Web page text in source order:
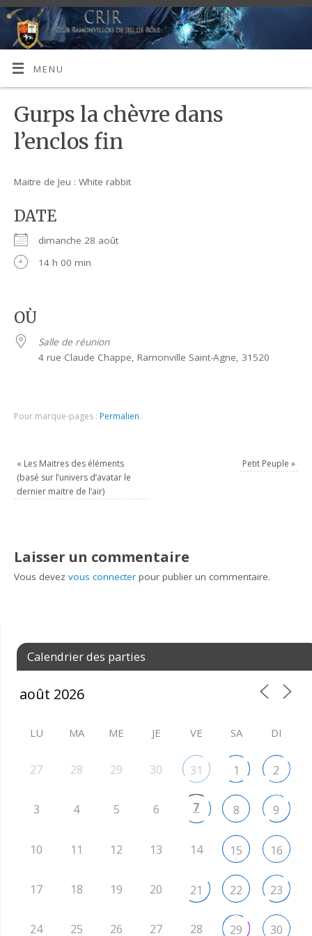
MENU
Gurps la chèvre dans
l’enclos fin
Maitre de Jeu : White rabbit
DATE
dimanche 28 août
14 h 00 min
OÙ
Salle de réunion
4 rue Claude Chappe, Ramonville Saint-Agne, 31520
Pour marque-pages : Permalien.
« Les Maitres des éléments
(basé sur l’univers d’avatar le
dernier maitre de l’air)
Petit Peuple »
Laisser un commentaire
Vous devezvous connecter pour publier un commentaire.
Calendrier des parties
LU MA ME JE VE SA DI
27 28 29 30 31 1 2
3 4 5 6 7 8 9
10 11 12 13 14 15 16
17 18 19 20 21 22 23
24 25 26 27 28 29 30